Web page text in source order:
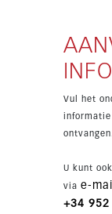
Vul het
U kunt
via e-mail
+34